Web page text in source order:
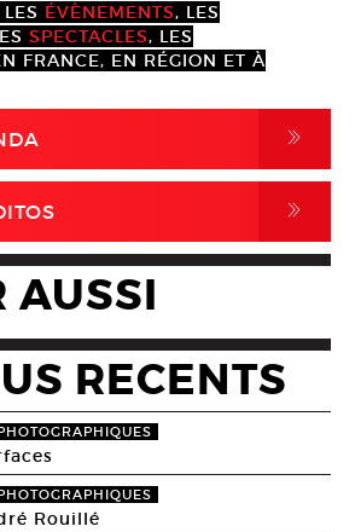
ÉVÈNEMENTS, LES
SPECTACLES, LES
FRANCE, EN RÉGION ET À
,
,
AUSSI
RECENTS
Rouillé